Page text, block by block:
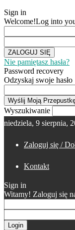
Sign in
Welcome!Log into
Nie pamiętasz hasła?
Password recovery
Odzyskaj swoje hasło
Wyszukiwanie
niedziela, 9 sierpnia,
Zaloguj się /
Kontakt
Sign in
Witamy! Zaloguj się